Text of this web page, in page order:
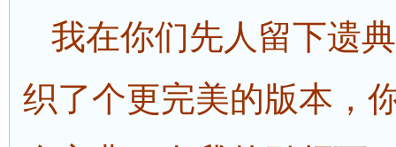
我在你们先人留下遗
织了个更完美的版本，